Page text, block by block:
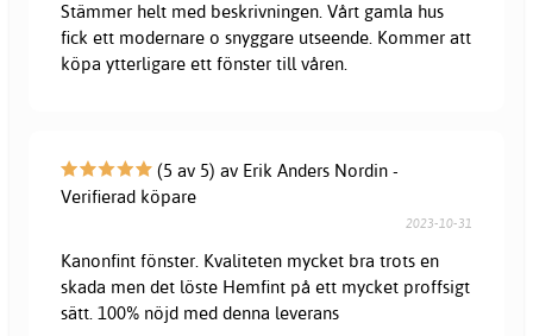
Stämmer helt med beskrivningen. Vårt gamla hus
fick ett modernare o snyggare utseende. Kommer att
köpa ytterligare ett fönster till våren.
(5 av 5) av Erik Anders Nordin -
Verifierad köpare
2023-10-31
Kanonfint fönster. Kvaliteten mycket bra trots en
skada men det löste Hemfint på ett mycket proffsigt
sätt. 100% nöjd med denna leverans